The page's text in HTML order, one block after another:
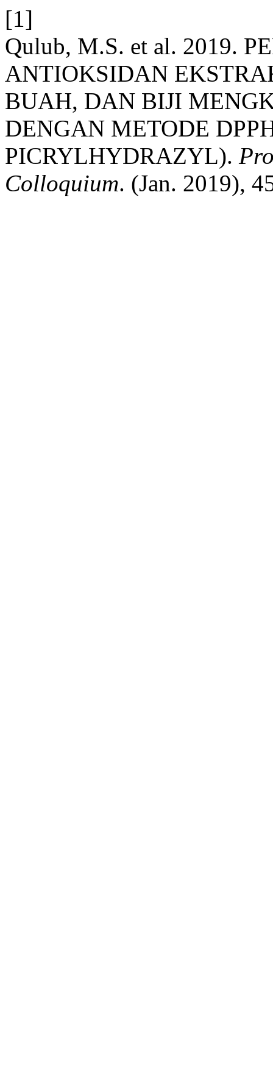
[1]
Qulub, M.S. et al. 2019.
ANTIOKSIDAN
BUAH, DAN BIJI
DENGAN METODE
PICRYLHYDRAZYL).
Colloquium. (Jan. 2019),